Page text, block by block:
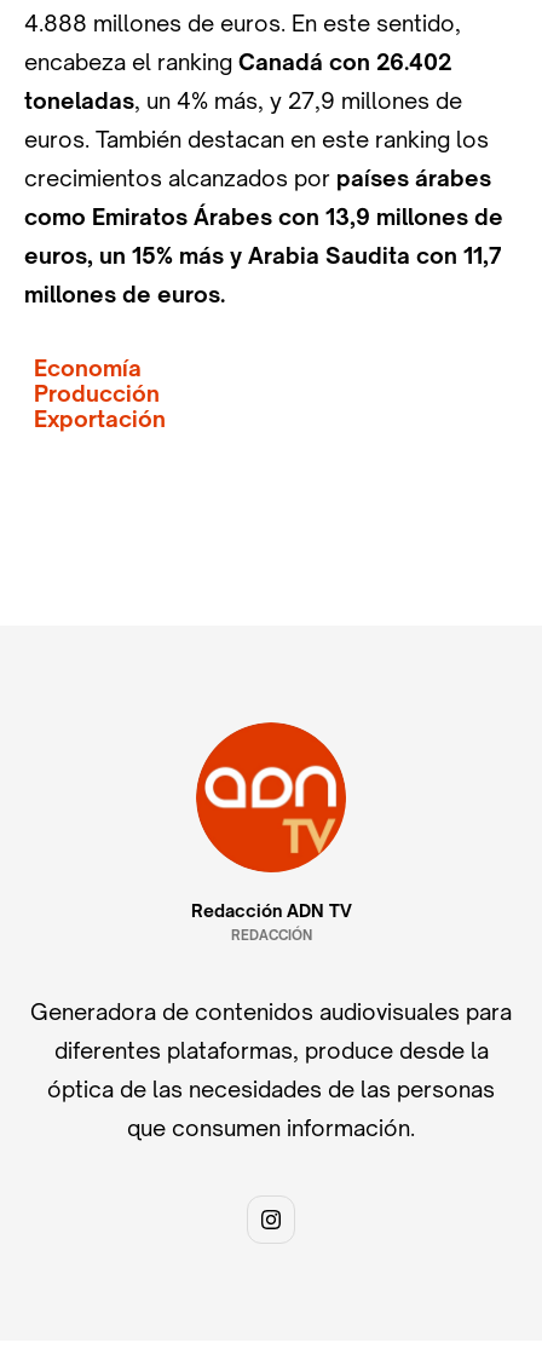
4.888 millones de euros. En este sentido,
encabeza el ranking Canadá con 26.402
toneladas, un 4% más, y 27,9 millones de
euros. También destacan en este ranking los
crecimientos alcanzados por países árabes
como Emiratos Árabes con 13,9 millones de
euros, un 15% más y Arabia Saudita con 11,7
millones de euros.
Economía
Producción
Exportación
Redacción ADN TV
REDACCIÓN
Generadora de contenidos audiovisuales para
diferentes plataformas, produce desde la
óptica de las necesidades de las personas
que consumen información.